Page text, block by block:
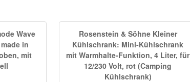
Wave
in
mit
Rosenstein & Söhne Kleiner
Kühlschrank: Mini-Kühlschrank
mit Warmhalte-Funktion, 4 Liter, für
12/230 Volt, rot (Camping
Kühlschrank)